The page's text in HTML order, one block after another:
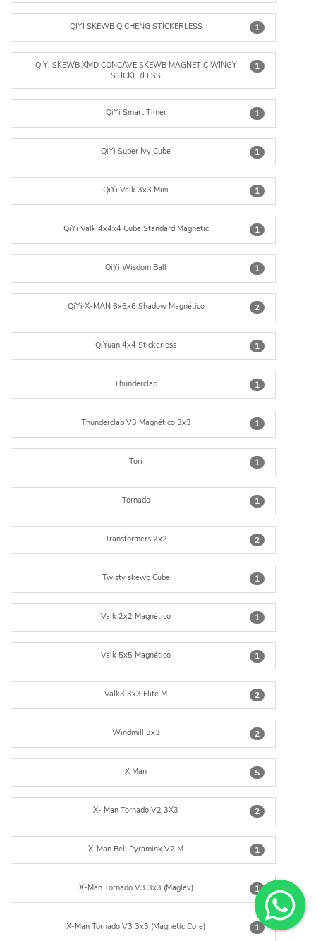
1
QIYI SKEWB QICHENG STICKERLESS
1
QIYI SKEWB XMD CONCAVE SKEWB MAGNETIC WINGY
STICKERLESS
1
QiYi Smart Timer
1
QiYi Super Ivy Cube
1
QiYi Valk 3x3 Mini
1
QiYi Valk 4x4x4 Cube Standard Magnetic
1
QiYi Wisdom Ball
2
QiYi·X-MAN 6x6x6 Shadow Magnético
1
QiYuan 4x4 Stickerless
1
Thunderclap
1
Thunderclap V3 Magnético 3x3
1
Tori
1
Tornado
2
Transformers 2x2
1
Twisty skewb Cube
1
Valk 2x2 Magnético
1
Valk 5x5 Magnético
2
Valk3 3x3 Elite M
2
Windmill 3x3
5
X Man
2
X- Man Tornado V2 3X3
1
X-Man Bell Pyraminx V2 M
1
X-Man Tornado V3 3x3 (Maglev)
1
X-Man Tornado V3 3x3 (Magnetic Core)